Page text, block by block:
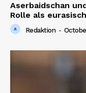
Aserbaidschan
Rolle als
Redaktion -